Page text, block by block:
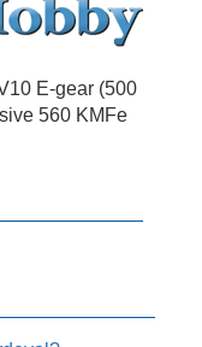
E-gear (500
560 KMFe